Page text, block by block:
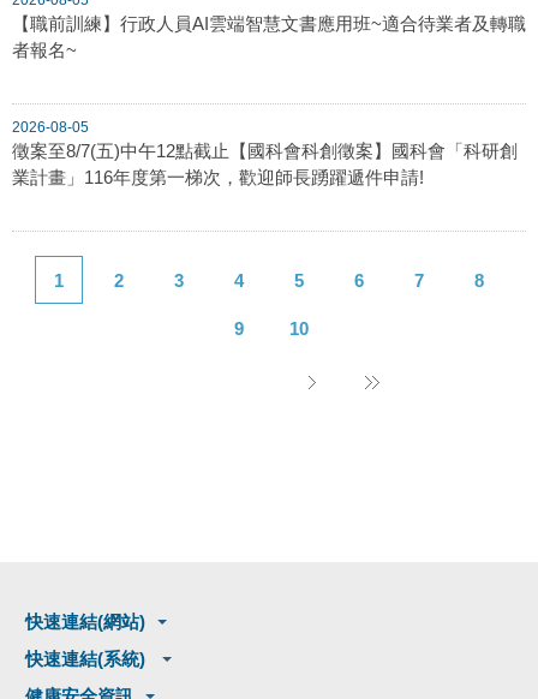
【職前訓練】行政人員AI雲端智慧文書應用班~適合待業者及轉職
者報名~
2026-08-05
徵案至8/7(五)中午12點截止【國科會科創徵案】國科會「科研創
業計畫」116年度第一梯次，歡迎師長踴躍遞件申請!
1 2 3 4 5 6 7 8
9 10
快速連結(網站)
快速連結(系統)